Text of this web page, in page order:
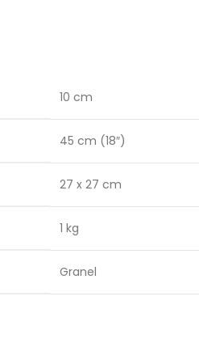
10 cm
45 cm (18″)
27 x 27 cm
1 kg
Granel